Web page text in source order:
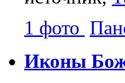
1 фото
Иконы